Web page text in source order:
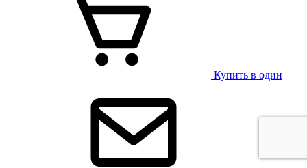
Купить в один